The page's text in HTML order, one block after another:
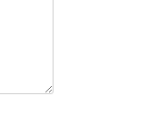
небольшое
приятный. Кстати
блеск=)